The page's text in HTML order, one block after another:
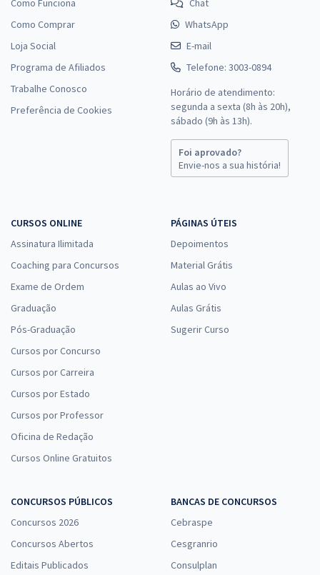
Como Funciona
Como Comprar
Loja Social
Programa de Afiliados
Trabalhe Conosco
Preferência de Cookies
Chat
WhatsApp
E-mail
Telefone: 3003-0894
Horário de atendimento:
segunda a sexta (8h às 20h),
sábado (9h às 13h).
Foi aprovado?
Envie-nos a sua história!
CURSOS ONLINE
Assinatura Ilimitada
Coaching para Concursos
Exame de Ordem
Graduação
Pós-Graduação
Cursos por Concurso
Cursos por Carreira
Cursos por Estado
Cursos por Professor
Oficina de Redação
Cursos Online Gratuitos
PÁGINAS ÚTEIS
Depoimentos
Material Grátis
Aulas ao Vivo
Aulas Grátis
Sugerir Curso
CONCURSOS PÚBLICOS
Concursos 2026
Concursos Abertos
Editais Publicados
BANCAS DE CONCURSOS
Cebraspe
Cesgranrio
Consulplan